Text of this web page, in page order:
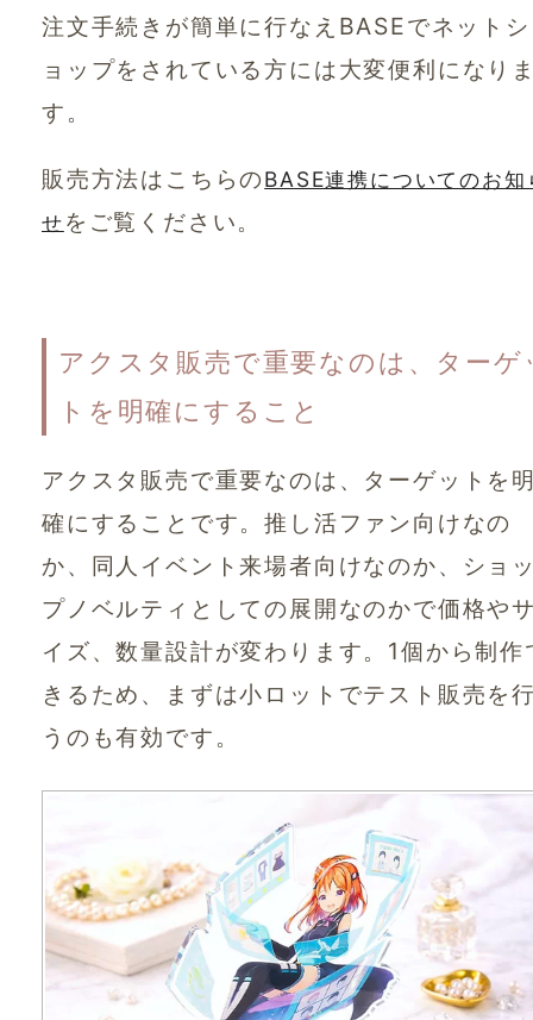
注文手続きが簡単に行なえBASEでネットシ
ョップをされている方には大変便利になり
す。
販売方法はこちらのBASE連携についてのお知
せをご覧ください。
アクスタ販売で重要なのは、ターゲ
トを明確にすること
アクスタ販売で重要なのは、ターゲットを
確にすることです。推し活ファン向けなの
か、同人イベント来場者向けなのか、ショ
プノベルティとしての展開なのかで価格や
イズ、数量設計が変わります。1個から制作
きるため、まずは小ロットでテスト販売を
うのも有効です。